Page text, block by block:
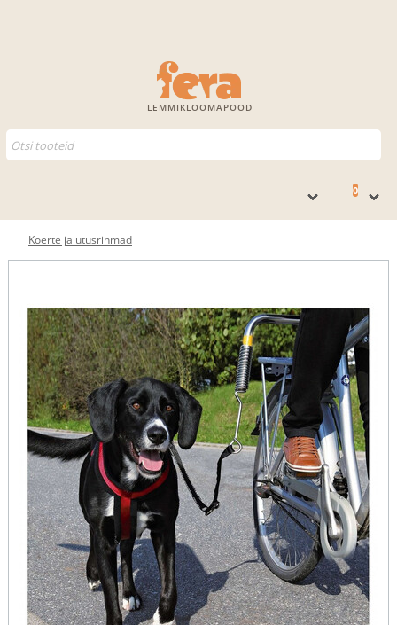
LEMMIKLOOMAPOOD
0
Koerte jalutusrihmad